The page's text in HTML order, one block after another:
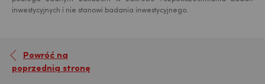
inwestycyjnych i nie stanowi badania inwestycyjnego.
Powróć na
poprzednią stronę